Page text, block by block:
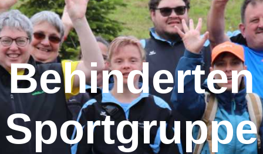
Behinderten
Sportgruppe